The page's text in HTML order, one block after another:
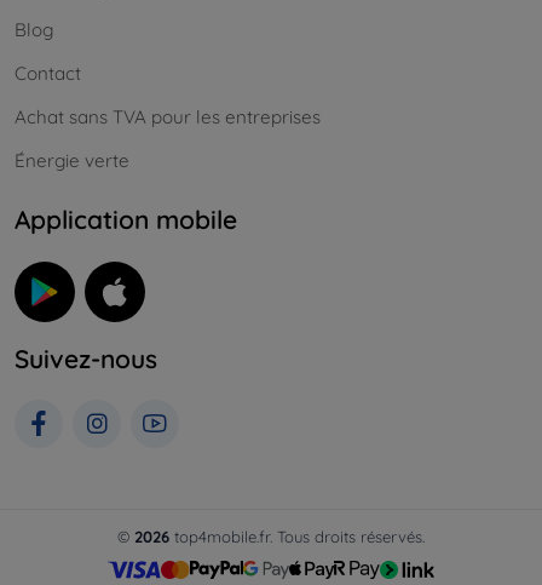
Blog
Contact
Achat sans TVA pour les entreprises
Énergie verte
Application mobile
Suivez-nous
© 2026 top4mobile.fr. Tous droits réservés.